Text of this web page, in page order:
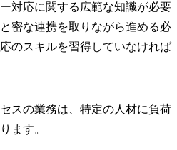
対応に関する広範な知識が必要
密な連携を取りながら進める必
のスキルを習得していなければ
スの業務は、特定の人材に負荷
ます。